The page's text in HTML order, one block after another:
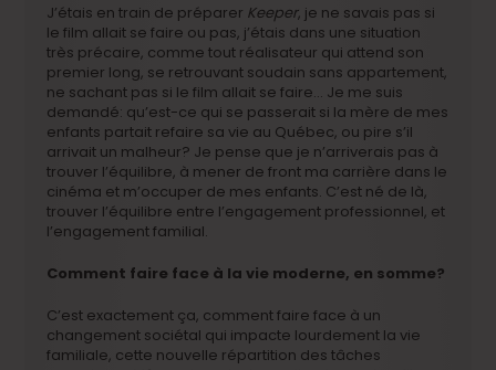
J’étais en train de préparer Keeper, je ne savais pas si
le film allait se faire ou pas, j’étais dans une situation
très précaire, comme tout réalisateur qui attend son
premier long, se retrouvant soudain sans appartement,
ne sachant pas si le film allait se faire… Je me suis
demandé: qu’est-ce qui se passerait si la mère de mes
enfants partait refaire sa vie au Québec, ou pire s’il
arrivait un malheur? Je pense que je n’arriverais pas à
trouver l’équilibre, à mener de front ma carrière dans le
cinéma et m’occuper de mes enfants. C’est né de là,
trouver l’équilibre entre l’engagement professionnel, et
l’engagement familial.
Comment faire face à la vie moderne, en somme?
C’est exactement ça, comment faire face à un
changement sociétal qui impacte lourdement la vie
familiale, cette nouvelle répartition des tâches